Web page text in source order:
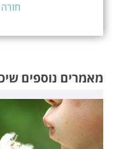
מאמרים נוספים